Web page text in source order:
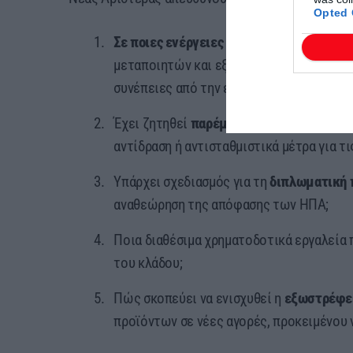
Opted
Σε ποιες ενέργειες προτίθεται να προβεί
μεταποιητών και εξαγωγέων του κλάδου
συνέπειες από την επιβολή των δασμών;
Έχει ζητηθεί παρέμβαση της Ευρωπαϊκής
αντίδραση ή αντισταθμιστικά μέτρα για
Υπάρχει σχεδιασμός για τη διπλωματική
αναθεώρηση της απόφασης των ΗΠΑ;
Ποια διαθέσιμα χρηματοδοτικά εργαλεία
του κλάδου;
Πώς σκοπεύει να ενισχυθεί η
προϊόντων σε νέες αγορές,